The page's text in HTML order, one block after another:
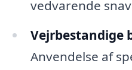
vedvarende
Vejrbestandige
Anvendelse af